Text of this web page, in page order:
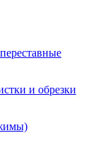
и обрезки